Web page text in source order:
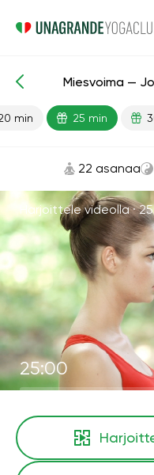
Valmiit oppitunnit
Miesvoima —
min 25 min
22 asanaa
Harjoittele videolla ·
25:00